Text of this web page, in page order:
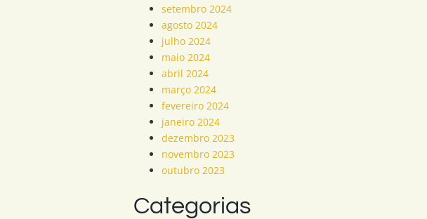
setembro 2024
agosto 2024
julho 2024
maio 2024
abril 2024
março 2024
fevereiro 2024
janeiro 2024
dezembro 2023
novembro 2023
outubro 2023
Categorias